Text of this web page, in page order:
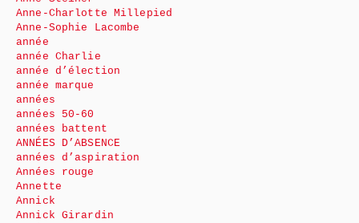
Anne-Charlotte Millepied
Anne-Sophie Lacombe
année
année Charlie
année d’élection
année marque
années
années 50-60
années battent
ANNÉES D’ABSENCE
années d’aspiration
Années rouge
Annette
Annick
Annick Girardin